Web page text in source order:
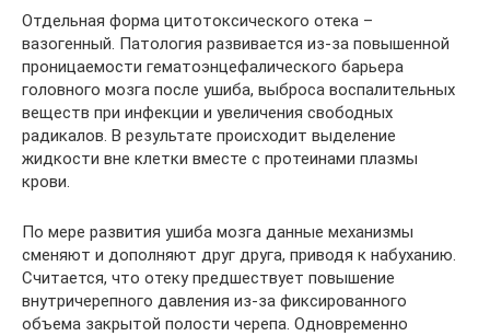
Отдельная форма цитотоксического отека –
вазогенный. Патология развивается из-за повышенной
проницаемости гематоэнцефалического барьера
головного мозга после ушиба, выброса воспалительных
веществ при инфекции и увеличения свободных
радикалов. В результате происходит выделение
жидкости вне клетки вместе с протеинами плазмы
крови.
По мере развития ушиба мозга данные механизмы
сменяют и дополняют друг друга, приводя к набуханию.
Считается, что отеку предшествует повышение
внутричерепного давления из-за фиксированного
объема закрытой полости черепа. Одновременно